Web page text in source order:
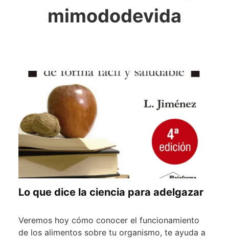
mimododevida
Lo que dice la ciencia para adelgazar
Veremos hoy cómo conocer el funcionamiento
de los alimentos sobre tu organismo, te ayuda a